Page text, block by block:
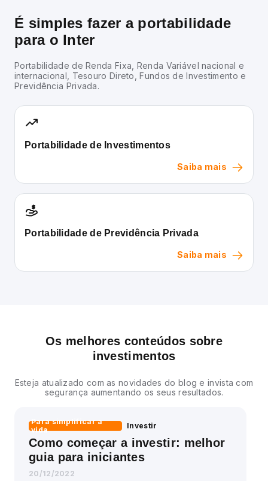
É simples fazer a portabilidade
para o Inter
Portabilidade de Renda Fixa, Renda Variável nacional e
internacional, Tesouro Direto, Fundos de Investimento e
Previdência Privada.
Portabilidade de Investimentos
Saiba mais
Portabilidade de Previdência Privada
Saiba mais
Os melhores conteúdos sobre
investimentos
Esteja atualizado com as novidades do blog e invista com
segurança aumentando os seus resultados.
Para simplificar a
vida
Investir
Como começar a investir: melhor
guia para iniciantes
20/12/2022